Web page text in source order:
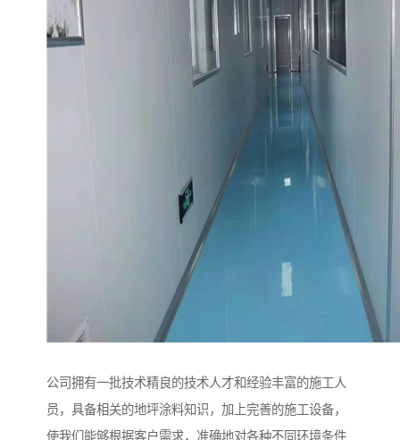
公司拥有一批技术精良的技术人才和经验丰富的施工人
员，具备相关的地坪涂料知识，加上完善的施工设备，
使我们能够根据客户需求，准确地对各种不同环境条件